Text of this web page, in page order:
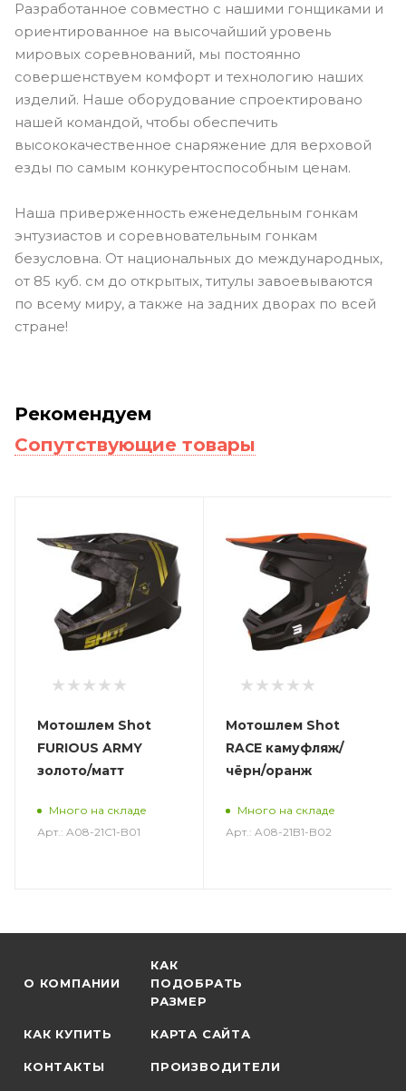
Разработанное совместно с нашими гонщиками и
ориентированное на высочайший уровень
мировых соревнований, мы постоянно
совершенствуем комфорт и технологию наших
изделий. Наше оборудование спроектировано
нашей командой, чтобы обеспечить
высококачественное снаряжение для верховой
езды по самым конкурентоспособным ценам.
Наша приверженность еженедельным гонкам
энтузиастов и соревновательным гонкам
безусловна. От национальных до международных,
от 85 куб. см до открытых, титулы завоевываются
по всему миру, а также на задних дворах по всей
стране!
Рекомендуем
Сопутствующие товары
Мотошлем Shot
FURIOUS ARMY
золото/матт
Много на складе
Арт.: A08-21C1-B01
Мотошлем Shot
RACE камуфляж/
чёрн/оранж
Много на складе
Арт.: A08-21B1-B02
О КОМПАНИИ
КАК
ПОДОБРАТЬ
РАЗМЕР
КАК КУПИТЬ КАРТА САЙТА
КОНТАКТЫ ПРОИЗВОДИТЕЛИ